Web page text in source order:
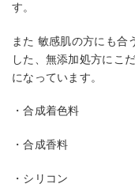
す。
また 敏感肌の方にも合
した、無添加処方にこ
になっています。
・合成着色料
・合成香料
・シリコン